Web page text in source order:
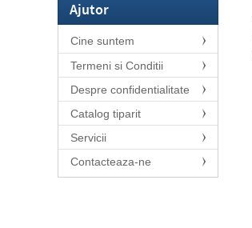
Ajutor
Cine suntem
Termeni si Conditii
Despre confidentialitate
Catalog tiparit
Servicii
Contacteaza-ne